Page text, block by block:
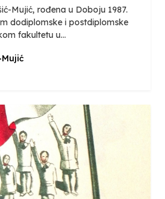
Mujić, rođena u Doboju 1987.
dodiplomske i postdiplomske
fakultetu u...